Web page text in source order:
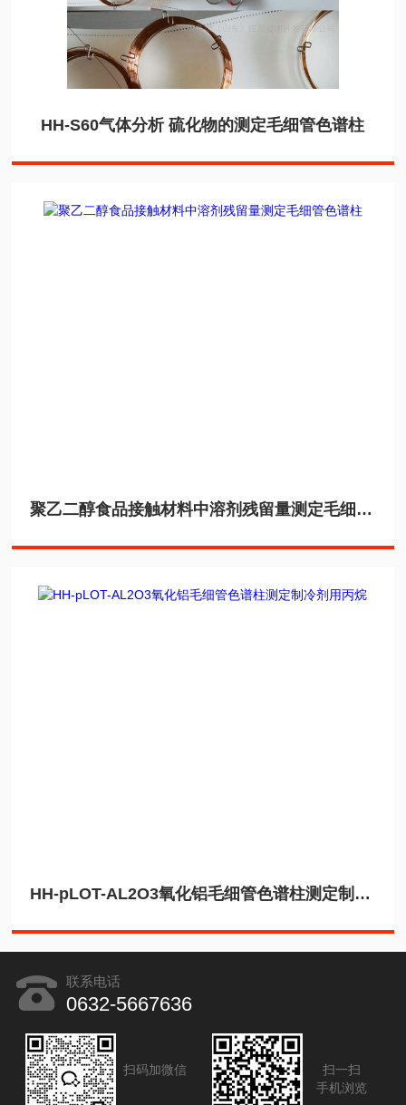
HH-S60气体分析 硫化物的测定毛细管色谱柱
聚乙二醇食品接触材料中溶剂残留量测定毛细管色谱柱
HH-pLOT-AL2O3氧化铝毛细管色谱柱测定制冷剂用丙烷
联系电话
0632-5667636
扫码加微信
扫一扫
手机浏览